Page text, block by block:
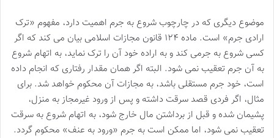
موضوع دیگری که در چارچوب شروع به جرم اهمیت دارد، مفهوم «ترک
ارادی جرم» است. ماده ۱۲۴ قانون مجازات اسلامی بیان می کند که اگر
کسی شروع به جرمی کند و به اراده خود آن را ترک نماید، به اتهام شروع
به آن جرم تعقیب نمی شود. البته اگر همان مقدار رفتاری که انجام داده
است، خود جرم مستقلی باشد، به مجازات آن محکوم خواهد شد. برای
مثال، اگر فردی قصد سرقت داشته و پس از ورود غیرمجاز به منزل،
پشیمان شده و قبل از برداشتن مال خارج شود، به اتهام شروع به سرقت
تعقیب نمی شود، اما ممکن است به جرم «ورود به عنف» محکوم گردد.